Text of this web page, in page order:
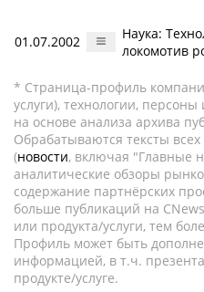
01.07.2002
Наука:
локомотив
* Страница-профиль
услуги), технологии,
на основе анализа архива
Обрабатываются тексты
(новости, включая "Главные
аналитические обзоры
содержание партнёрских
больше публикаций на
или продукта/услуги, тем
Профиль может быть
информацией, в т.ч.
продукте/услуге.